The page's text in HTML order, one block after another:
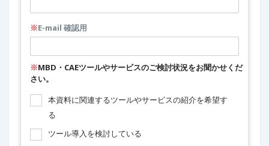
※E-mail 確認用
※MBD・CAEツールやサービスのご検討状況をお聞かせくだ
さい。
本資料に関連するツールやサービスの紹介を希望す
る
ツール導入を検討している